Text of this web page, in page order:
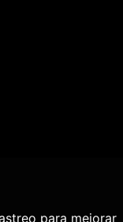
para mejorar